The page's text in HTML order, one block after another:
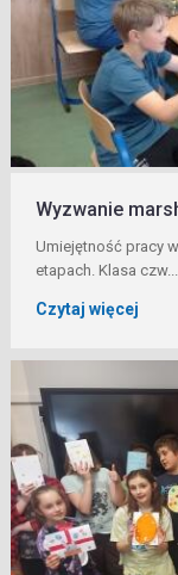
Wyzwanie
Umiejętność pracy
etapach. Klasa czw...
Czytaj więcej